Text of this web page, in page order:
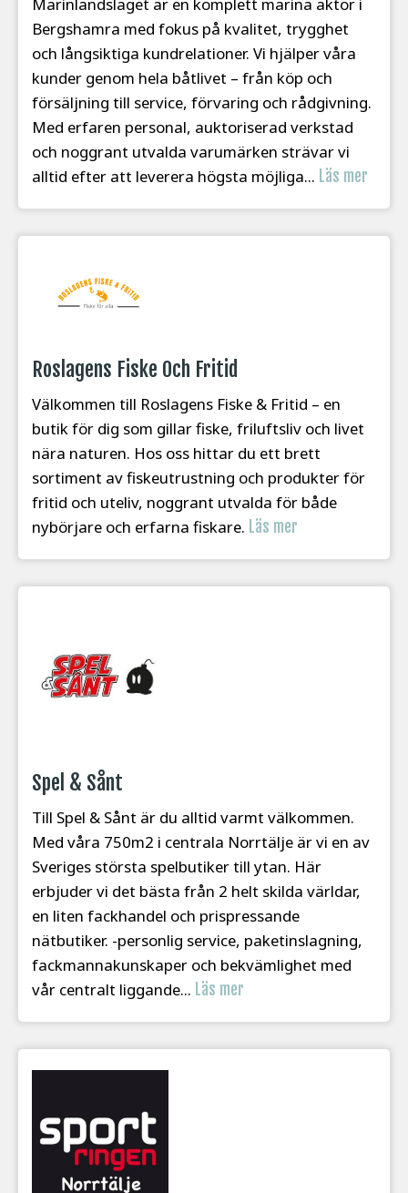
Bergshamra med fokus på kvalitet, trygghet
och långsiktiga kundrelationer. Vi hjälper våra
kunder genom hela båtlivet – från köp och
försäljning till service, förvaring och rådgivning.
Med erfaren personal, auktoriserad verkstad
och noggrant utvalda varumärken strävar vi
alltid efter att leverera högsta möjliga... Läs mer
Roslagens Fiske Och Fritid
Välkommen till Roslagens Fiske & Fritid – en
butik för dig som gillar fiske, friluftsliv och livet
nära naturen. Hos oss hittar du ett brett
sortiment av fiskeutrustning och produkter för
fritid och uteliv, noggrant utvalda för både
nybörjare och erfarna fiskare. Läs mer
Spel & Sånt
Till Spel & Sånt är du alltid varmt välkommen.
Med våra 750m2 i centrala Norrtälje är vi en av
Sveriges största spelbutiker till ytan. Här
erbjuder vi det bästa från 2 helt skilda världar,
en liten fackhandel och prispressande
nätbutiker. -personlig service, paketinslagning,
fackmannakunskaper och bekvämlighet med
vår centralt liggande... Läs mer